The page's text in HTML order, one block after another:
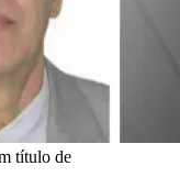
título de